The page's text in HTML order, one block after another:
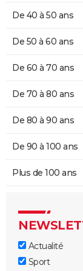
De 40 à 50 ans
De 50 à 60 ans
De 60 à 70 ans
De 70 à 80 ans
De 80 à 90 ans
De 90 à 100 ans
Plus de 100 ans
Actualité
Sport